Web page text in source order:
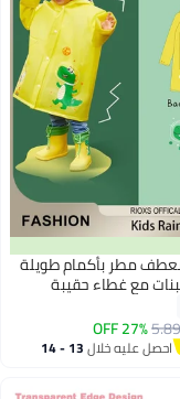
مطر بأكمام طويلة
مع غطاء حقيبة
مطر لطيف طويل
معطف مطر لإعادة
في الهواء الطلق وركب
في العراء
5.89
27% OFF
احصل عليه خلال 13 - 14